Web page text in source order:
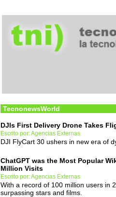
TecnonewsWorld
DJIs First Delivery Drone Takes
Escrito por: Agencias Externas
DJI FlyCart 30 ushers in new era of
ChatGPT was the Most Popular
Million Visits
Escrito por: Agencias Externas
With a record of 100 million users in
surpassing stars and films.